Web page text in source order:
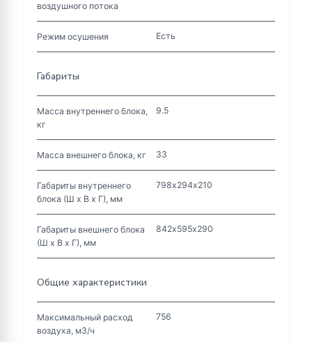
воздушного потока
Режим осушения Есть
Габариты
Масса внутреннего блока,
кг
9.5
Масса внешнего блока, кг 33
Габариты внутреннего
блока (Ш х В х Г), мм
798х294х210
Габариты внешнего блока
(Ш х В х Г), мм
842х595х290
Общие характеристики
Максимальный расход
воздуха, м3/ч
756